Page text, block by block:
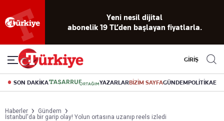
okuma
deneyimi
dijital arşiv
Akıllı haber
asistanı
Eski gazeteleri
indirme
canlı soru
cevap
GİRİŞ
SON DAKİKA YAZARLARBİZİM SAYFAGÜNDEMPOLİTİKA
Haberler
Gündem
İstanbul'da bir garip olay! Yolun ortasına uzanıp reels izledi